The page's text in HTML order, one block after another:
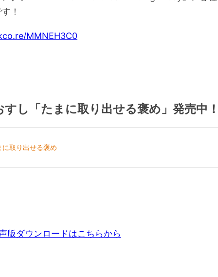
！
MMNEH3C0
し「たまに取り出せる褒め」発売中！
に取り出せる褒め
版ダウンロードはこちらから